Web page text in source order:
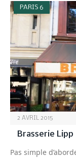
PARIS 6
2 AVRIL 2015
Brasserie Lipp
Pas simple